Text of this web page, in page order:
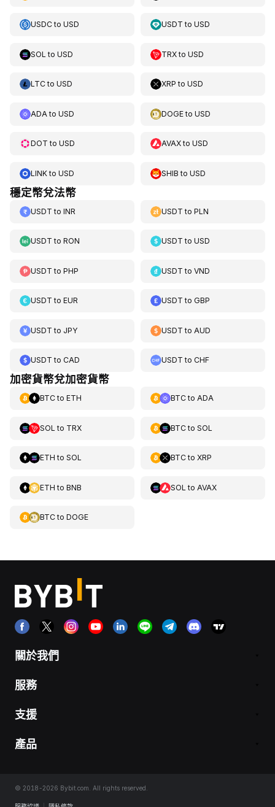
USDCto USD USDT toUSD
SOL to USD TRXtoUSD
LTCto USD XRP toUSD
ADA to USD DOGEtoUSD
DOT to USD AVAXtoUSD
LINKto USD SHIB toUSD
穩定幣兌法幣
USDT to INR USDT toPLN
USDT to RON USDT toUSD
USDT to PHP USDT toVND
USDT to EUR USDT toGBP
USDT to JPY USDT to AUD
USDT to CAD USDT toCHF
加密貨幣兌加密貨幣
BTCto ETH BTCto ADA
SOL to TRX BTCto SOL
ETH to SOL BTCto XRP
ETH to BNB SOL to AVAX
BTCto DOGE
關於我們
服務
支援
產品
© 2018-2026 Bybit.com. All rights reserved.